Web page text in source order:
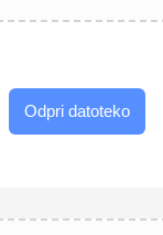
Odpri datoteko